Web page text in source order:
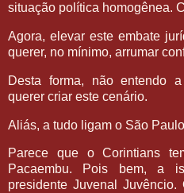
situação política homogênea.
Agora, elevar este embate
querer, no mínimo, arrumar
Desta forma, não entendo
querer criar este cenário.
Aliás, a tudo ligam o São
Parece que o Corintians
Pacaembu. Pois bem, a
presidente Juvenal Juvêncio.